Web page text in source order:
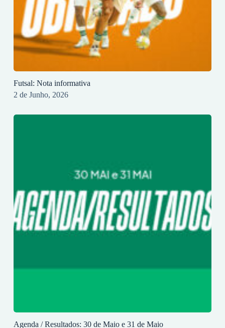
Futsal: Nota informativa
2 de Junho, 2026
Agenda / Resultados: 30 de Maio e 31 de Maio